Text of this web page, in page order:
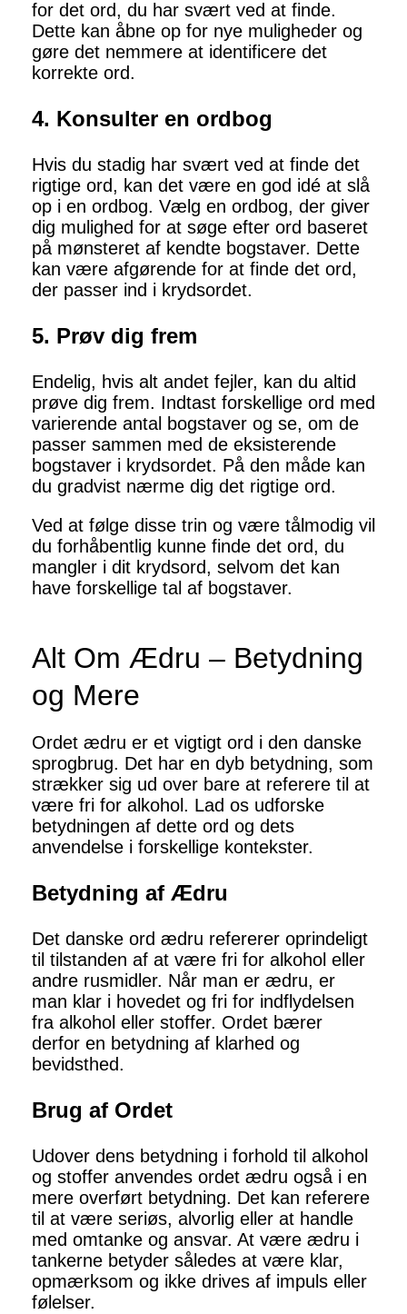
for det ord, du har svært ved at finde.
Dette kan åbne op for nye muligheder og
gøre det nemmere at identificere det
korrekte ord.
4. Konsulter en ordbog
Hvis du stadig har svært ved at finde det
rigtige ord, kan det være en god idé at slå
op i en ordbog. Vælg en ordbog, der giver
dig mulighed for at søge efter ord baseret
på mønsteret af kendte bogstaver. Dette
kan være afgørende for at finde det ord,
der passer ind i krydsordet.
5. Prøv dig frem
Endelig, hvis alt andet fejler, kan du altid
prøve dig frem. Indtast forskellige ord med
varierende antal bogstaver og se, om de
passer sammen med de eksisterende
bogstaver i krydsordet. På den måde kan
du gradvist nærme dig det rigtige ord.
Ved at følge disse trin og være tålmodig vil
du forhåbentlig kunne finde det ord, du
mangler i dit krydsord, selvom det kan
have forskellige tal af bogstaver.
Alt Om Ædru – Betydning
og Mere
Ordet ædru er et vigtigt ord i den danske
sprogbrug. Det har en dyb betydning, som
strækker sig ud over bare at referere til at
være fri for alkohol. Lad os udforske
betydningen af dette ord og dets
anvendelse i forskellige kontekster.
Betydning af Ædru
Det danske ord ædru refererer oprindeligt
til tilstanden af at være fri for alkohol eller
andre rusmidler. Når man er ædru, er
man klar i hovedet og fri for indflydelsen
fra alkohol eller stoffer. Ordet bærer
derfor en betydning af klarhed og
bevidsthed.
Brug af Ordet
Udover dens betydning i forhold til alkohol
og stoffer anvendes ordet ædru også i en
mere overført betydning. Det kan referere
til at være seriøs, alvorlig eller at handle
med omtanke og ansvar. At være ædru i
tankerne betyder således at være klar,
opmærksom og ikke drives af impuls eller
følelser.